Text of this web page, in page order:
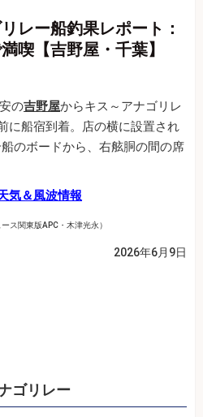
レー船釣果レポート：
喫【吉野屋・千葉】
の吉野屋からキス～アナゴリレ
に船宿到着。店の横に設置され
のボードから、右舷胴の間の席
気＆風波情報
ス関東版APC・木津光永）
2026年6月9日
ゴリレー